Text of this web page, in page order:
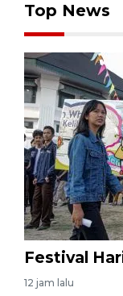
Top News
Festival
12 jam lalu